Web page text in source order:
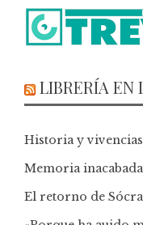
LIBRERÍA EN
Historia y
Memoria inacabada
El retorno de